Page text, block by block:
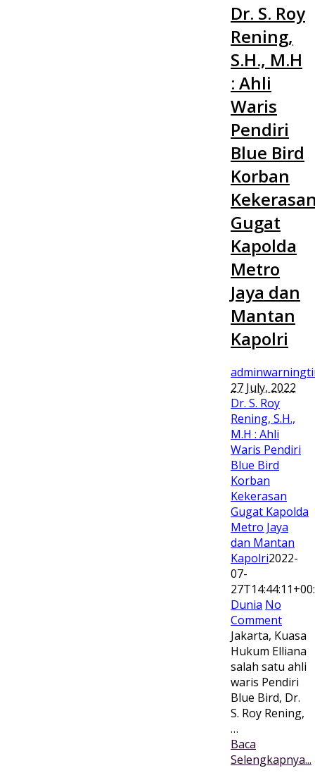
Dr. S. Roy
Rening,
S.H., M.H
: Ahli
Waris
Pendiri
Blue Bird
Korban
Gugat
Kapolda
Metro
Jaya dan
Mantan
Kapolri
27 July, 2022
Dr. S. Roy
Rening, S.H.,
M.H : Ahli
Waris Pendiri
Blue Bird
Korban
Kekerasan
Gugat Kapolda
Metro Jaya
dan Mantan
Kapolri2022-
07-
Dunia No
Comment
Jakarta, Kuasa
Hukum Elliana
salah satu ahli
waris Pendiri
Blue Bird, Dr.
S. Roy Rening,
…
Baca
Selengkapnya...